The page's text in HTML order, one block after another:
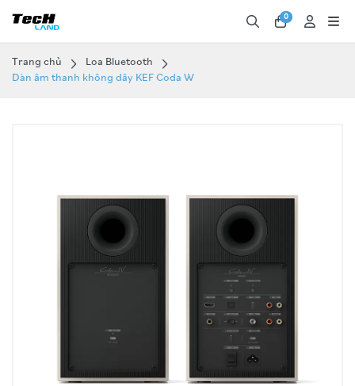
0
Trang chủ
Loa Bluetooth
Dàn âm thanh không dây KEF Coda W